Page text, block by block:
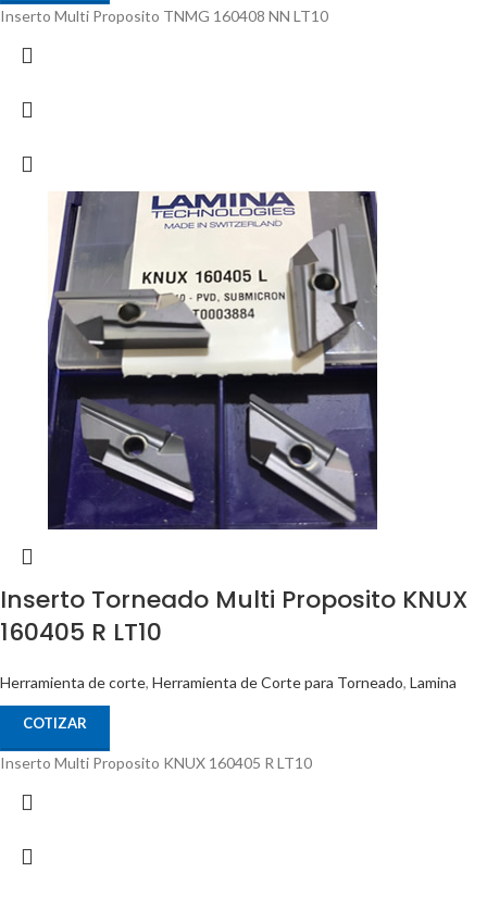
Inserto Multi Proposito TNMG 160408 NN LT10
Inserto Torneado Multi Proposito KNUX
160405 R LT10
Herramienta de corte, Herramienta de Corte para Torneado, Lamina
COTIZAR
Inserto Multi Proposito KNUX 160405 R LT10